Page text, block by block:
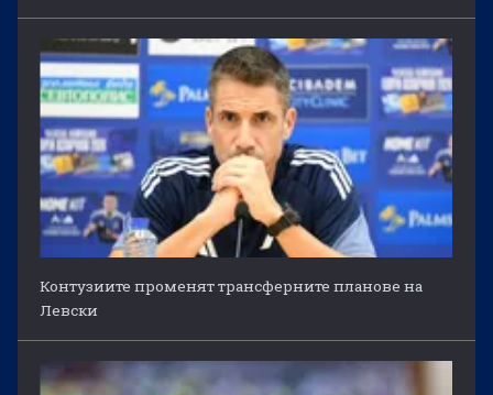
Контузиите променят трансферните планове на
Левски